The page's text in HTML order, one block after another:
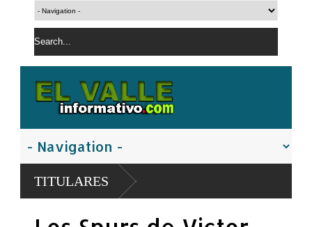
TITULARES
Carolina Mejía